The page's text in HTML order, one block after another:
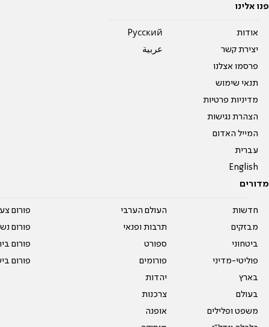
פנו אלינו
אודות
יצירת קשר
פרסמו אצלנו
תנאי שימוש
מדיניות פרטיות
הצהרת נגישות
המייל האדום
עברית
English
Pусский
عربية
מדורים
חדשות
מבזקים
ביטחוני
פוליטי-מדיני
בארץ
בעולם
משפט ופלילים
העולם הערבי
תרבות ופנאי
ספורט
פורומים
יהדות
צרכנות
אופנה
פורום
פורום
פורום
פורום